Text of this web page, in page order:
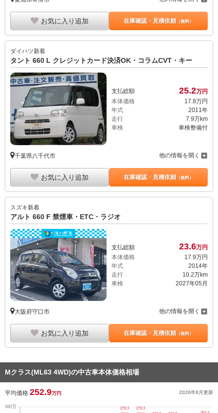
お気に入り追加 在庫確認・見積依頼（無料）
ダイハツ新着
タント 660 L クレジットカード決済OK・コラムCVT・キー
支払総額 25.2万円
本体価格
17.8万円
年式
2011年
走行
7.9万km
車検
車検整備付
千葉県八千代市 他の情報を開く
お気に入り追加 在庫確認・見積依頼（無料）
スズキ新着
アルト 660 F 禁煙車・ETC・ラジオ
支払総額 23.6万円
本体価格
17.9万円
年式
2014年
走行
10.2万km
車検
2027年05月
大阪府守口市 他の情報を開く
お気に入り追加 在庫確認・見積依頼（無料）
Mクラス(ML63 4WD)の中古車本体価格相場
平均価格 252.9万円 2026年8月更新